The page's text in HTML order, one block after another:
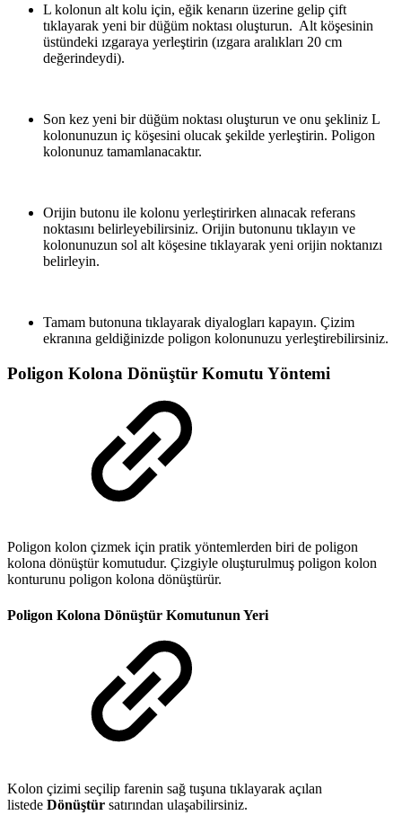
L kolonun alt kolu için, eğik kenarın üzerine gelip çift
tıklayarak yeni bir düğüm noktası oluşturun. Alt köşesinin
üstündeki ızgaraya yerleştirin (ızgara aralıkları 20 cm
değerindeydi).
Son kez yeni bir düğüm noktası oluşturun ve onu şekliniz L
kolonunuzun iç köşesini olucak şekilde yerleştirin. Poligon
kolonunuz tamamlanacaktır.
Orijin butonu ile kolonu yerleştirirken alınacak referans
noktasını belirleyebilirsiniz. Orijin butonunu tıklayın ve
kolonunuzun sol alt köşesine tıklayarak yeni orijin noktanızı
belirleyin.
Tamam butonuna tıklayarak diyalogları kapayın. Çizim
ekranına geldiğinizde poligon kolonunuzu yerleştirebilirsiniz.
Poligon Kolona Dönüştür Komutu Yöntemi
Poligon kolon çizmek için pratik yöntemlerden biri de poligon
kolona dönüştür komutudur. Çizgiyle oluşturulmuş poligon kolon
konturunu poligon kolona dönüştürür.
Poligon Kolona Dönüştür Komutunun Yeri
Kolon çizimi seçilip farenin sağ tuşuna tıklayarak açılan
listede Dönüştür satırından ulaşabilirsiniz.